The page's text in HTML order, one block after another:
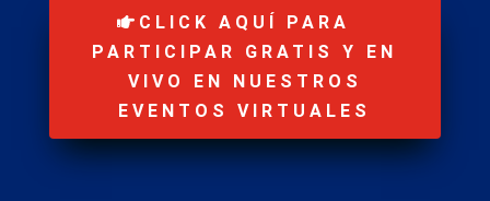
CLICK AQUÍ PARA
PARTICIPAR GRATIS Y EN
VIVO EN NUESTROS
EVENTOS VIRTUALES